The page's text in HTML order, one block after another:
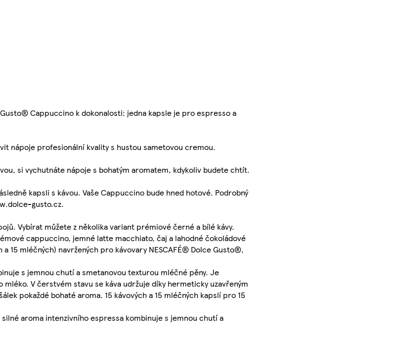
Cappuccino k dokonalosti: jedna kapsle je pro espresso a
nápoje profesionální kvality s hustou sametovou cremou.
si vychutnáte nápoje s bohatým aromatem, kdykoliv budete chtít.
kapsli s kávou. Vaše Cappuccino bude hned hotové. Podrobný
gusto.cz.
Vybírat můžete z několika variant prémiové černé a bílé kávy.
cappuccino, jemné latte macchiato, čaj a lahodné čokoládové
15 mléčných) navržených pro kávovary NESCAFÉ® Dolce Gusto®,
s jemnou chutí a smetanovou texturou mléčné pěny. Je
V čerstvém stavu se káva udržuje díky hermeticky uzavřeným
pokaždé bohaté aroma. 15 kávových a 15 mléčných kapslí pro 15
aroma intenzivního espressa kombinuje s jemnou chutí a